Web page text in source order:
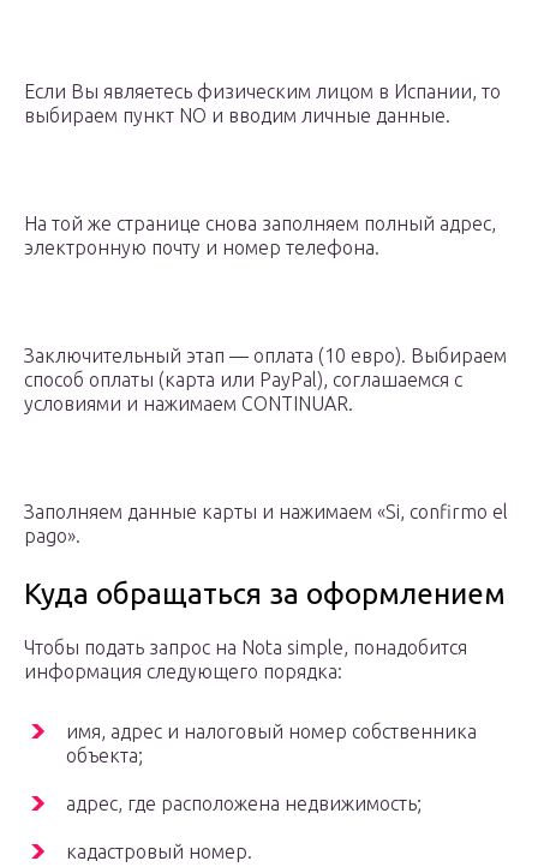
Если Вы являетесь физическим лицом в Испании, то
выбираем пункт NO и вводим личные данные.
На той же странице снова заполняем полный адрес,
электронную почту и номер телефона.
Заключительный этап — оплата (10 евро). Выбираем
способ оплаты (карта или PayPal), соглашаемся с
условиями и нажимаем CONTINUAR.
Заполняем данные карты и нажимаем «Si, confirmo el
pago».
Куда обращаться за оформлением
Чтобы подать запрос на Nota simple, понадобится
информация следующего порядка:
имя, адрес и налоговый номер собственника
объекта;
адрес, где расположена недвижимость;
кадастровый номер.